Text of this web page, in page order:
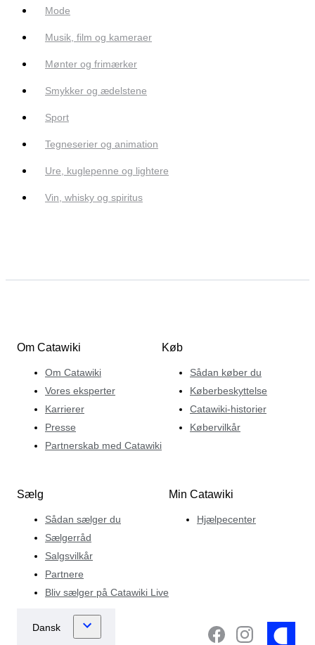
Mode
Musik, film og kameraer
Mønter og frimærker
Smykker og ædelstene
Sport
Tegneserier og animation
Ure, kuglepenne og lightere
Vin, whisky og spiritus
Om Catawiki
Om Catawiki
Vores eksperter
Karrierer
Presse
Partnerskab med Catawiki
Køb
Sådan køber du
Køberbeskyttelse
Catawiki-historier
Købervilkår
Sælg
Sådan sælger du
Sælgerråd
Salgsvilkår
Partnere
Bliv sælger på Catawiki Live
Min Catawiki
Hjælpecenter